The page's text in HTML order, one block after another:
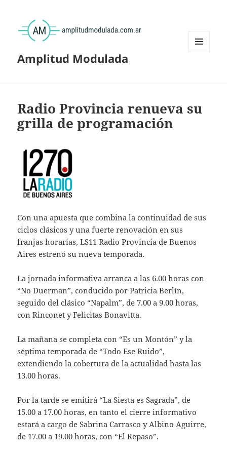
Amplitud Modulada
Radio Provincia renueva su
grilla de programación
Con una apuesta que combina la continuidad de sus
ciclos clásicos y una fuerte renovación en sus
franjas horarias, LS11 Radio Provincia de Buenos
Aires estrenó su nueva temporada.
La jornada informativa arranca a las 6.00 horas con
“No Duerman”, conducido por Patricia Berlín,
seguido del clásico “Napalm”, de 7.00 a 9.00 horas,
con Rinconet y Felicitas Bonavitta.
La mañana se completa con “Es un Montón” y la
séptima temporada de “Todo Ese Ruido”,
extendiendo la cobertura de la actualidad hasta las
13.00 horas.
Por la tarde se emitirá “La Siesta es Sagrada”, de
15.00 a 17.00 horas, en tanto el cierre informativo
estará a cargo de Sabrina Carrasco y Albino Aguirre,
de 17.00 a 19.00 horas, con “El Repaso”.